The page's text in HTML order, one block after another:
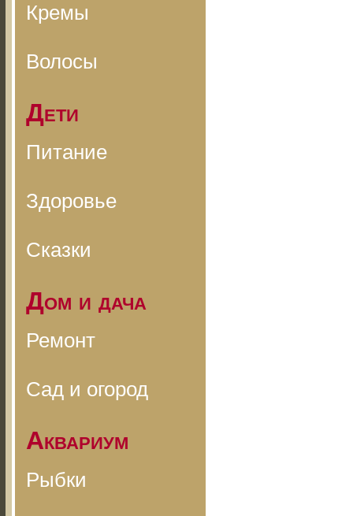
Кремы
Волосы
Дети
Питание
Здоровье
Сказки
Дом и дача
Ремонт
Сад и огород
Аквариум
Рыбки